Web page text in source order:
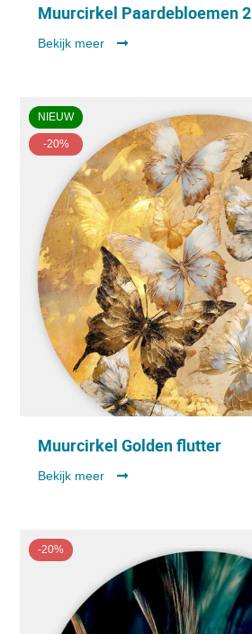
Muurcirkel Paardebloemen 2
Bekijk meer
NIEUW
-20%
Muurcirkel Golden flutter
Bekijk meer
-20%